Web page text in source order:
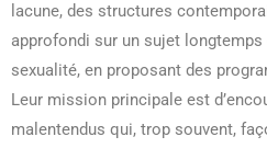
lacune, des structures
approfondi sur un sujet
sexualité, en proposant des
Leur mission principale est
malentendus qui, trop souvent,